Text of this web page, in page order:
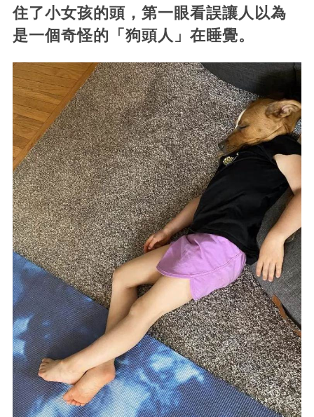
住了小女孩的頭，第一眼看誤讓人以為
是一個奇怪的「狗頭人」在睡覺。